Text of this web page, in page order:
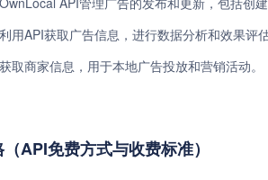
用API获取广告信息，进行数据分析和效果评估
取商家信息，用于本地广告投放和营销活动。
API免费方式与收费标准）